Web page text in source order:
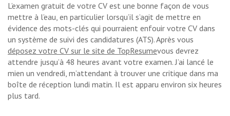
L’examen gratuit de votre CV est une bonne façon de vous
mettre à l’eau, en particulier lorsqu’il s’agit de mettre en
évidence des mots-clés qui pourraient enfouir votre CV dans
un système de suivi des candidatures (ATS). Après vous
déposez votre CV sur le site de TopResumevous devrez
attendre jusqu’à 48 heures avant votre examen. J’ai lancé le
mien un vendredi, m’attendant à trouver une critique dans ma
boîte de réception lundi matin. Il est apparu environ six heures
plus tard.